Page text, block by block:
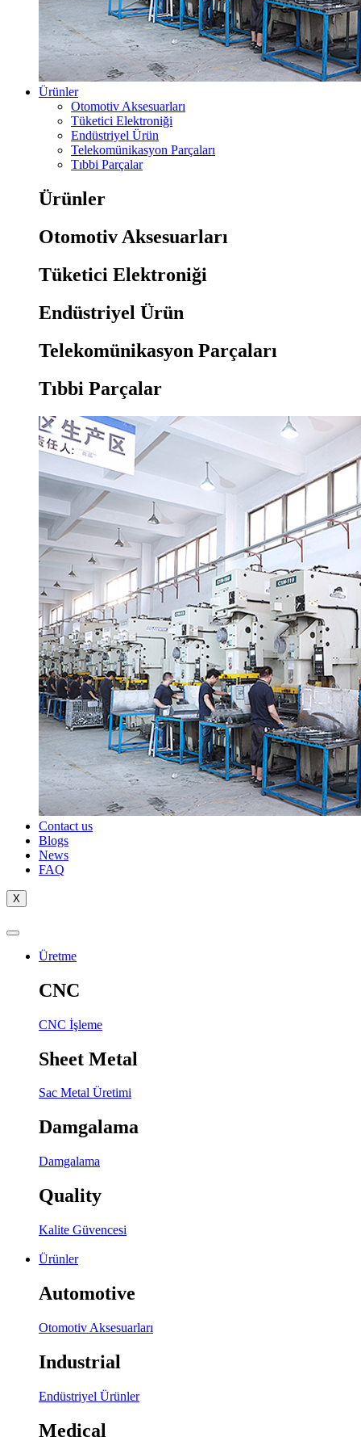
Ürünler
Otomotiv Aksesuarları
Tüketici Elektroniği
Endüstriyel Ürün
Telekomünikasyon Parçaları
Tıbbi Parçalar
Ürünler
Otomotiv Aksesuarları
Tüketici Elektroniği
Endüstriyel Ürün
Telekomünikasyon Parçaları
Tıbbi Parçalar
Contact us
Blogs
News
FAQ
X
Üretme
CNC
CNC İşleme
Sheet Metal
Sac Metal Üretimi
Damgalama
Damgalama
Quality
Kalite Güvencesi
Ürünler
Automotive
Otomotiv Aksesuarları
Industrial
Endüstriyel Ürünler
Medical